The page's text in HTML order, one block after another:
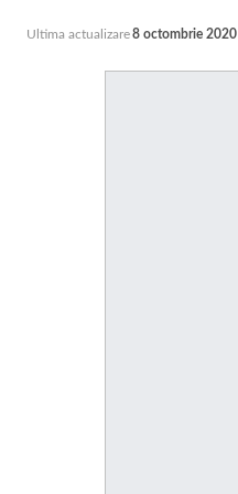
Ultima actualizare8 octombrie 2020